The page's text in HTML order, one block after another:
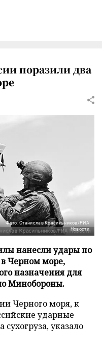
поразили два
Фото: Станислав Красильников/РИА
Новости
нанесли удары по
в Черном море,
назначения для
Минобороны.
Черного моря, к
ударные
указало